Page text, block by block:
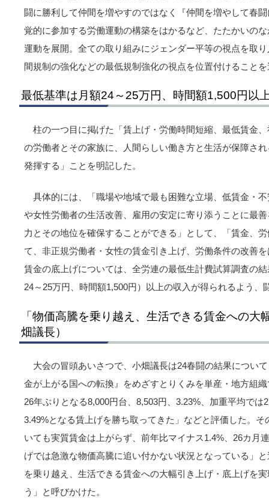
闘に勝利して仲間を増やすのではなく『仲間を増やして春
覚的に参加する労働運動の構築をはかるなど、たたかいの
運動を展開。全ての取り組みにジェンダー平等の視点を取
間規制の強化などの最低規制強化の視点を位置付けること
最低基準は月額24～25万円、時間額1,500円以
柱の一つ目に掲げた「賃上げ・労働時間短縮、最低賃金
の労働者とその家族に、人間らしい働き方と生活が保障さ
発揮する」ことを明記した。
具体的には、「職場や地域で最も困難な立場、低賃金・
や女性労働者の生活改善、雇用の安定に寄り添うことに最
力とその地位を確保することができる」として、「賃金、
て、非正規労働者・女性の賃金引き上げ、労働条件の改善
賃金の底上げについては、全労連の最低生計費試算調査の
24～25万円、時間額1,500円）以上の収入が得られるよう、
「物価高騰を乗り越え、生活できる賃金への大
畑議長）
大会の冒頭あいさつで、小畑議長は24春闘の結果につい
金が上がる国への転換』をめざすとりくみを単産・地方組
26年ぶりとなる8,000円台、8,503円、3.23%、加重平均では
3.49%となる賃上げを勝ち取ってきた」などと評価した。
いても実質賃金は上がらず、前年比マイナス1.4%、26カ月
げでは急激な物価高騰に追い付かない状況となっている」
を乗り越え、生活できる賃金への大幅引き上げ・底上げを
う」と呼びかけた。